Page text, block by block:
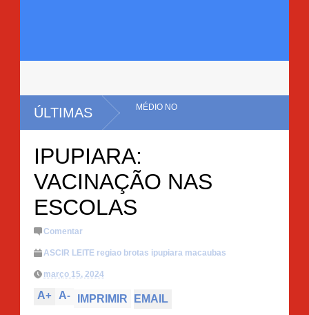
ÚLTIMAS
IPUPIARA:
VACINAÇÃO NAS
ESCOLAS
Comentar
ASCIR LEITE regiao brotas ipupiara macaubas
março 15, 2024
A+ A- IMPRIMIR EMAIL